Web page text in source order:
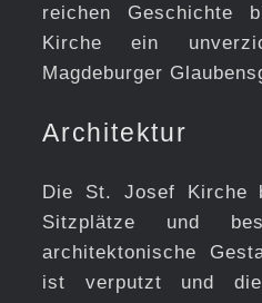
reichen Geschichte
Kirche ein
Magdeburger
Architektur
Die St. Josef Kirche
Sitzplätze und
architektonische
ist verputzt und